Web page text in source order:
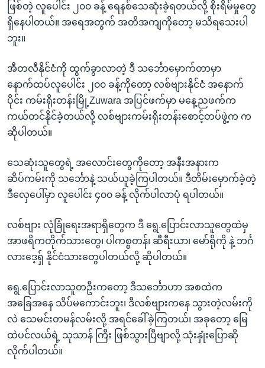
ကျော်
ရန်
ဖြစ်တဲ့ လူပေါင်း ၂၀၀ ခန့် ရေနစ်သေဆုံးခဲ့ရတယ်လို့ စိုးရိမ်မှုတွေ
ရှိနေပါတယ်။ အရေအတွက် အတိအကျကိုတော့ မသိရသေးပါ
ဘူး။
အီတလီနိုင်ငံကို ထွက်ခွာလာတဲ့ ဒီ သင်္ဘောမှောက်တာမှာ
နောက်ထပ်လူပေါင်း ၂၀၀ ခန့်ကိုတော့ လစ်ဗျားနိုင်ငံ အနောက်
ပိုင်း ကမ်းရိုးတန်းမြို့Zuwara အပြင်ဖက်မှာ မနေ့ညဖက်က
ကယ်တင်နိုင်ခဲ့တယ်လို့ လစ်ဗျားကမ်းရိုးတန်းစောင့်တပ်ဖွဲ့က က
ဆိုပါတယ်။
သေဆုံးသူတွေရဲ့ အလောင်းတွေကိုတော့ အနီးအနားက
ဆိပ်ကမ်းကို သင်္ဘောနဲ့ သယ်ယူခဲ့ကြပါတယ်။ ဒီတိမ်းမှောက်ခဲ့တဲ့
ဒီလှေပေါ်မှာ လူပေါင်း ၄၀၀ ခန့် လိုက်ပါလာပုံ ရပါတယ်။
လစ်ဗျား လုံခြုံရေးအရာရှိတွေက ဒီ ရွေ.ပြောင်းလာသူတွေထဲမှ
အာဖရိကတိုက်သားတွေ၊ ပါကစ္စတန်၊ ဆီရီးယာ၊ မော်ရိုကို နဲ့ ဘင်္ဂ
လားဒေ့ရှ် နိုင်ငံသားတွေပါတယ်လို့ ဆိုပါတယ်။
ရွေ.ပြောင်းလာသူတဦးကတော့ ဒီသင်္ဘောဟာ အစထဲက
အခြေအနေ သိပ်မကောင်းဘူး၊ ဒီလစ်ဗျားကနေ သွားတဲ့လမ်းကို
လဲ သေမင်းတမန်လမ်းလို့ အရင်ခေါ်ခဲ့ကြတယ်၊ အခုတော့ မြေ
ထဲပင်လယ်ရဲ့ သုသာန် ကြီး ဖြစ်သွားပြီဗျာလို့ သုံးနှုံးပြောဆို
လိုက်ပါတယ်။